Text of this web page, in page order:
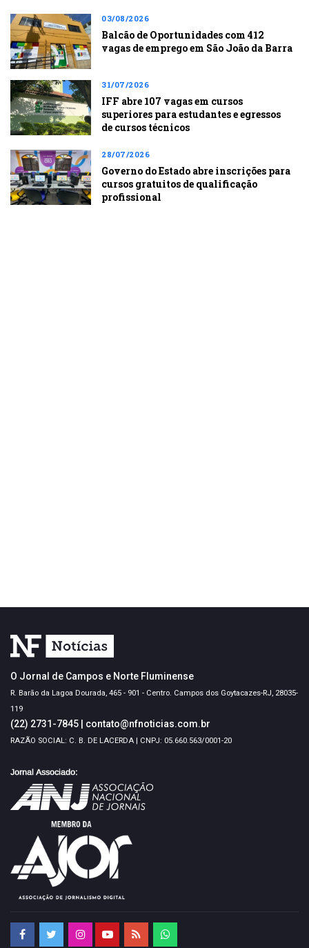
03/08/2026
Balcão de Oportunidades com 412
vagas de emprego em São João da Barra
31/07/2026
IFF abre 107 vagas em cursos
superiores para estudantes e egressos
de cursos técnicos
28/07/2026
Governo do Estado abre inscrições para
cursos gratuitos de qualificação
profissional
O Jornal de Campos e Norte Fluminense
R. Barão da Lagoa Dourada, 465 - 901 - Centro. Campos dos Goytacazes-RJ, 28035-
119
(22) 2731-7845 contato@nfnoticias.com.br
RAZÃO SOCIAL: C. B. DE LACERDA | CNPJ: 05.660.563/0001-20